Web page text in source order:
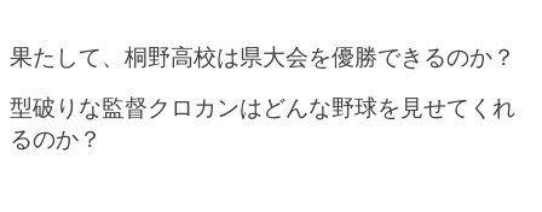
果たして、桐野高校は県大会を優勝できるのか？
型破りな監督クロカンはどんな野球を見せてくれ
るのか？